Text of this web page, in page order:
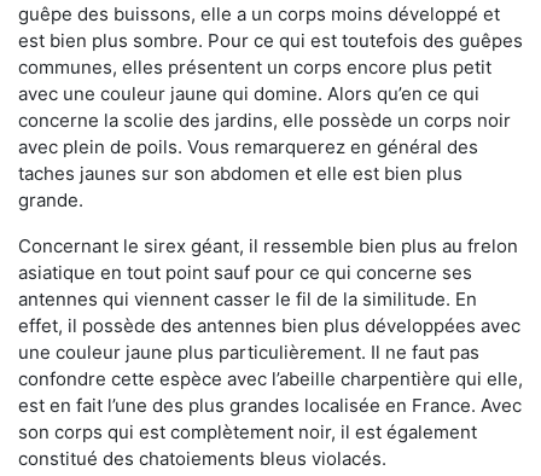
guêpe des buissons, elle a un corps moins développé et
est bien plus sombre. Pour ce qui est toutefois des guêpes
communes, elles présentent un corps encore plus petit
avec une couleur jaune qui domine. Alors qu’en ce qui
concerne la scolie des jardins, elle possède un corps noir
avec plein de poils. Vous remarquerez en général des
taches jaunes sur son abdomen et elle est bien plus
grande.
Concernant le sirex géant, il ressemble bien plus au frelon
asiatique en tout point sauf pour ce qui concerne ses
antennes qui viennent casser le fil de la similitude. En
effet, il possède des antennes bien plus développées avec
une couleur jaune plus particulièrement. Il ne faut pas
confondre cette espèce avec l’abeille charpentière qui elle,
est en fait l’une des plus grandes localisée en France. Avec
son corps qui est complètement noir, il est également
constitué des chatoiements bleus violacés.